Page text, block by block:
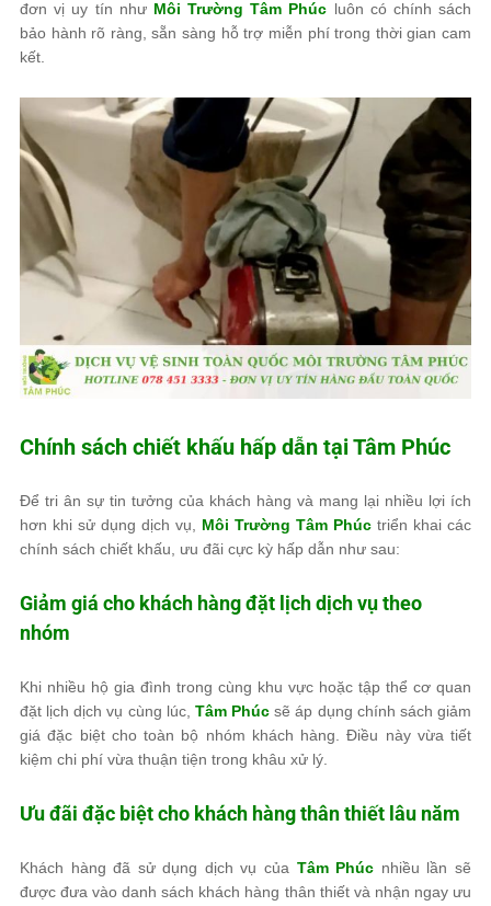
đơn vị uy tín như Môi Trường Tâm Phúc luôn có chính sách
bảo hành rõ ràng, sẵn sàng hỗ trợ miễn phí trong thời gian cam
kết.
Chính sách chiết khấu hấp dẫn tạiTâm Phúc
Để tri ân sự tin tưởng của khách hàng và mang lại nhiều lợi ích
hơn khi sử dụng dịch vụ, Môi Trường Tâm Phúc triển khai các
chính sách chiết khấu, ưu đãi cực kỳ hấp dẫn như sau:
Giảm giá cho khách hàng đặt lịch dịch vụ theo
nhóm
Khi nhiều hộ gia đình trong cùng khu vực hoặc tập thể cơ quan
đặt lịch dịch vụ cùng lúc, Tâm Phúc sẽ áp dụng chính sách giảm
giá đặc biệt cho toàn bộ nhóm khách hàng. Điều này vừa tiết
kiệm chi phí vừa thuận tiện trong khâu xử lý.
Ưu đãi đặc biệt cho khách hàng thân thiết lâu năm
Khách hàng đã sử dụng dịch vụ của Tâm Phúc nhiều lần sẽ
được đưa vào danh sách khách hàng thân thiết và nhận ngay ưu